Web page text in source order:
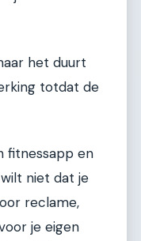
het duurt
totdat de
fitnessapp en
niet dat je
reclame,
je eigen